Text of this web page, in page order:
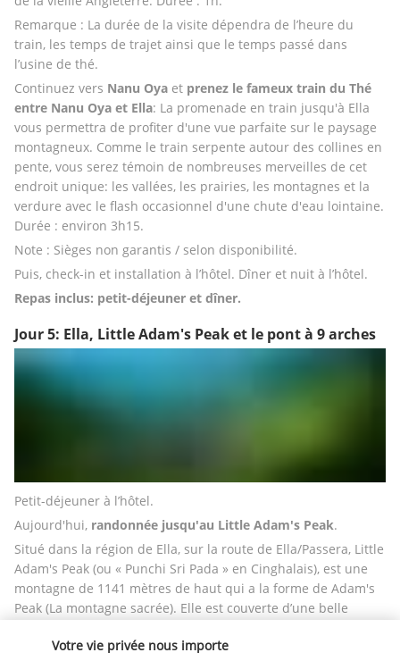
Remarque : La durée de la visite dépendra de l’heure du
train, les temps de trajet ainsi que le temps passé dans
l’usine de thé.
Continuez vers Nanu Oya et prenez le fameux train du Thé
entre Nanu Oya et Ella: La promenade en train jusqu'à Ella
vous permettra de profiter d'une vue parfaite sur le paysage
montagneux. Comme le train serpente autour des collines en
pente, vous serez témoin de nombreuses merveilles de cet
endroit unique: les vallées, les prairies, les montagnes et la
verdure avec le flash occasionnel d'une chute d'eau lointaine.
Durée : environ 3h15.
Note : Sièges non garantis / selon disponibilité.
Puis, check-in et installation à l’hôtel. Dîner et nuit à l’hôtel.
Repas inclus: petit-déjeuner et dîner.
Jour 5: Ella, Little Adam's Peak et le pont à 9 arches
Petit-déjeuner à l’hôtel.
Aujourd'hui, randonnée jusqu'au Little Adam's Peak.
Situé dans la région de Ella, sur la route de Ella/Passera, Little
Adam's Peak (ou « Punchi Sri Pada » en Cinghalais), est une
montagne de 1141 mètres de haut qui a la forme de Adam's
Peak (La montagne sacrée). Elle est couverte d’une belle
plantations de thé. Du sommet, profitez  d'une vue
Votre vie privée nous importe